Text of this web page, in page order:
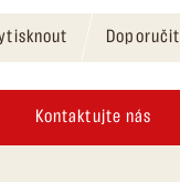
Doporučit
Kontaktujte nás